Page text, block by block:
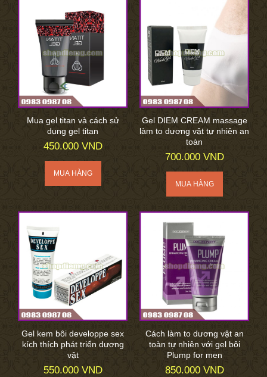
Mua gel titan và cách sử
dụng gel titan
450.000 VND
Gel DIEM CREAM massage
làm to dương vật tự nhiên an
toàn
700.000 VND
Gel kem bôi developpe sex
kích thích phát triển dương
vật
550.000 VND
Cách làm to dương vật an
toàn tự nhiên với gel bôi
Plump for men
850.000 VND